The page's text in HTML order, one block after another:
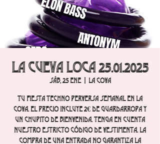
La cueva loca 25.01.2025
sáb, 25 ene
  |
La Cova
Tu fiesta techno perversa semanal en La
Cova. El precio incluye 2€ de guardarropa y
un chupito de bienvenida. Tenga en cuenta
nuestro estricto código de vestimenta. La
compra de una entrada no garantiza la